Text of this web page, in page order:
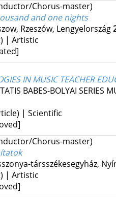
Chorus-master)
and one nights
Rzeszów, Lengyelország
| Artistic
IN MUSIC TEACHER
BABES-BOLYAI SERIES
| Scientific
Chorus-master)
társszékesegyház,
| Artistic